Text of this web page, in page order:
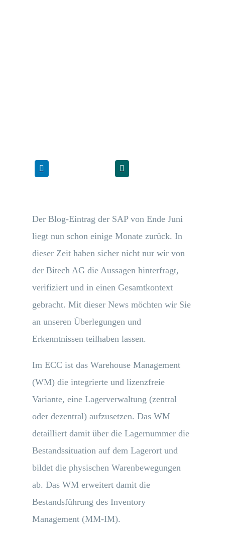
Der Blog-Eintrag der SAP von Ende Juni
liegt nun schon einige Monate zurück. In
dieser Zeit haben sicher nicht nur wir von
der Bitech AG die Aussagen hinterfragt,
verifiziert und in einen Gesamtkontext
gebracht. Mit dieser News möchten wir Sie
an unseren Überlegungen und
Erkenntnissen teilhaben lassen.
Im ECC ist das Warehouse Management
(WM) die integrierte und lizenzfreie
Variante, eine Lagerverwaltung (zentral
oder dezentral) aufzusetzen. Das WM
detailliert damit über die Lagernummer die
Bestandssituation auf dem Lagerort und
bildet die physischen Warenbewegungen
ab. Das WM erweitert damit die
Bestandsführung des Inventory
Management (MM-IM).